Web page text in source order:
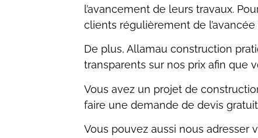
l’avancement de leurs travaux.
clients régulièrement de l’avancée
De plus, Allamau construction
transparents sur nos prix afin que
Vous avez un projet de
faire une demande de devis
Vous pouvez aussi nous adresser